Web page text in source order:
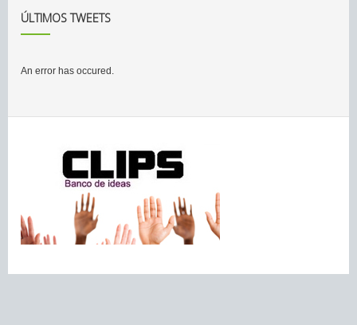
ÚLTIMOS TWEETS
An error has occured.